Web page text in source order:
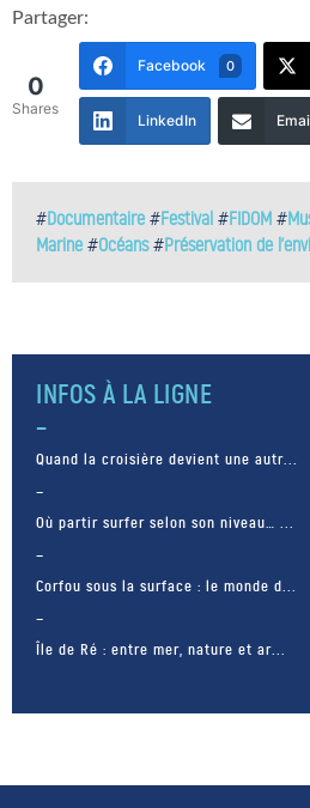
Partager:
0
Shares
Facebook 0
LinkedIn
#Documentaire #Festival #FIDOM #
Marine #Océans#Préservation de
INFOS À LA LIGNE
Quand la croisière devient une autr...
Où partir surfer selon son niveau… ...
Corfou sous la surface : le monde d...
Île de Ré : entre mer, nature et ar...